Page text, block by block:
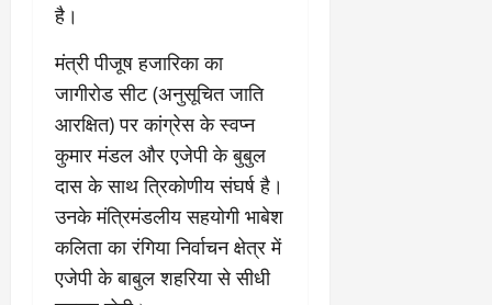
है।
मंत्री पीजूष हजारिका का
जागीरोड सीट (अनुसूचित जाति
आरक्षित) पर कांग्रेस के स्वप्न
कुमार मंडल और एजेपी के बुबुल
दास के साथ त्रिकोणीय संघर्ष है।
उनके मंत्रिमंडलीय सहयोगी भाबेश
कलिता का रंगिया निर्वाचन क्षेत्र में
एजेपी के बाबुल शहरिया से सीधी